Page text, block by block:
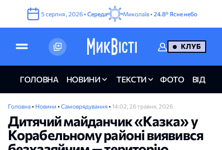
5серпня , 2026 • Середа Миколаїв • 24.8° Ясне небо
КЛУБ
ГОЛОВНА НОВИНИ ТЕКСТИ ФОТО ВІДЕО
Головна • Новини • Самоврядування • 14:02, 26 травня, 2026
Дитячий майданчик «Казка» у
Корабельному районі виявився